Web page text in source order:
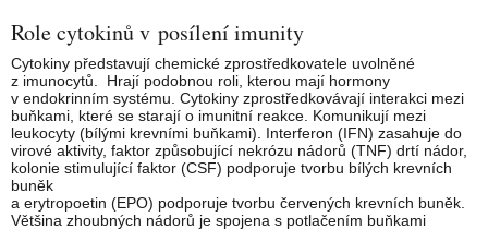
Role cytokinů v posílení imunity
Cytokiny představují chemické zprostředkovatele uvolněné
z imunocytů. Hrají podobnou roli, kterou mají hormony
v endokrinním systému. Cytokiny zprostředkovávají interakci mezi
buňkami, které se starají o imunitní reakce. Komunikují mezi
leukocyty (bílými krevními buňkami). Interferon (IFN) zasahuje do
virové aktivity, faktor způsobující nekrózu nádorů (TNF) drtí nádor,
kolonie stimulující faktor (CSF) podporuje tvorbu bílých krevních
buněk
a erytropoetin (EPO) podporuje tvorbu červených krevních buněk.
Většina zhoubných nádorů je spojena s potlačením buňkami